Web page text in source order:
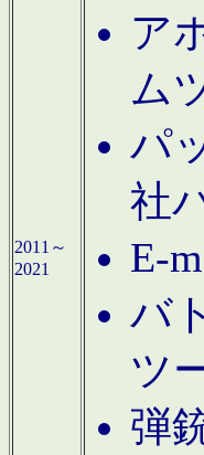
2011～
2021
ア
ム
パ
社
E-
バ
ツ
弾